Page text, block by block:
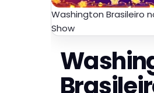
Washington Brasileiro
Show